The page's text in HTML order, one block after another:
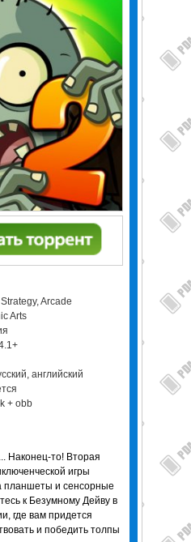
Arcade
Arts
английский
+ obb
Наконец-то! Вторая
игры
планшеты и сенсорные
к Безумному Дейву в
где вам придется
и победить толпы